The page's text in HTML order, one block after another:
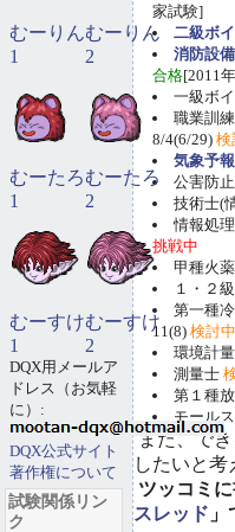
家試験]
二級ボ
消防設
合格[2011
一級ボ
職業訓
8/4(6/29) 検
気象予
公害防
技術士(
情報処
挑戦中
甲種火
１・２
第一種
11(8) 検討中
環境計
測量士
第１種
モール
また、でき
したいと考
ツッコミ
スレッド
むーりん
1
むーりん
2
むーたろ
1
むーたろ
2
むーすけ
1
むーすけ
2
DQX用メールア
ドレス（お気軽
に）:
DQX公式サイト
著作権について
試験関係リン
ク